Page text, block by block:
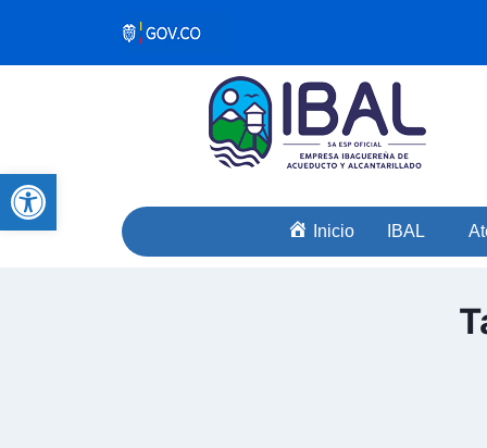
Inicio IBAL
Abrir barra de herramientas